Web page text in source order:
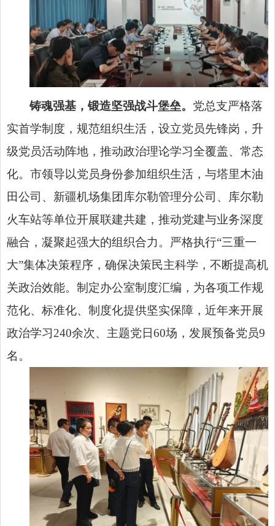
铸魂强基，锻造坚强战斗堡垒。 党总支严格落
实首学制度，规范组织生活，设立党员先锋岗，升
级党员活动阵地，推动政治理论学习全覆盖、常态
化。市领导以党员身份参加组织生活，与塔里木油
田公司、新疆机场集团库尔勒管理分公司、库尔勒
火车站等单位开展联建共建，推动党建与业务深度
融合，凝聚起强大的组织合力。严格执行“三重一
大”集体决策程序，确保决策民主科学，不断提高机
关政治效能。制定办公室制度汇编，为各项工作规
范化、标准化、制度化提供坚实保障，近年来开展
政治学习240余次、主题党日60场，发展预备党员9
名。